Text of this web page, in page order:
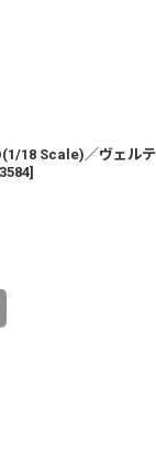
18 Scale)／ヴェルテ
]